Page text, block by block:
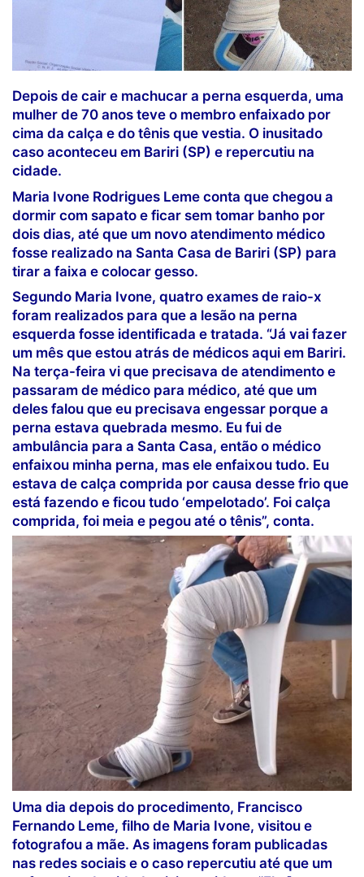
Depois de cair e machucar a perna esquerda, uma
mulher de 70 anos teve o membro enfaixado por
cima da calça e do tênis que vestia. O inusitado
caso aconteceu em Bariri (SP) e repercutiu na
cidade.
Maria Ivone Rodrigues Leme conta que chegou a
dormir com sapato e ficar sem tomar banho por
dois dias, até que um novo atendimento médico
fosse realizado na Santa Casa de Bariri (SP) para
tirar a faixa e colocar gesso.
Segundo Maria Ivone, quatro exames de raio-x
foram realizados para que a lesão na perna
esquerda fosse identificada e tratada. “Já vai fazer
um mês que estou atrás de médicos aqui em Bariri.
Na terça-feira vi que precisava de atendimento e
passaram de médico para médico, até que um
deles falou que eu precisava engessar porque a
perna estava quebrada mesmo. Eu fui de
ambulância para a Santa Casa, então o médico
enfaixou minha perna, mas ele enfaixou tudo. Eu
estava de calça comprida por causa desse frio que
está fazendo e ficou tudo ‘empelotado’. Foi calça
comprida, foi meia e pegou até o tênis”, conta.
Uma dia depois do procedimento, Francisco
Fernando Leme, filho de Maria Ivone, visitou e
fotografou a mãe. As imagens foram publicadas
nas redes sociais e o caso repercutiu até que um